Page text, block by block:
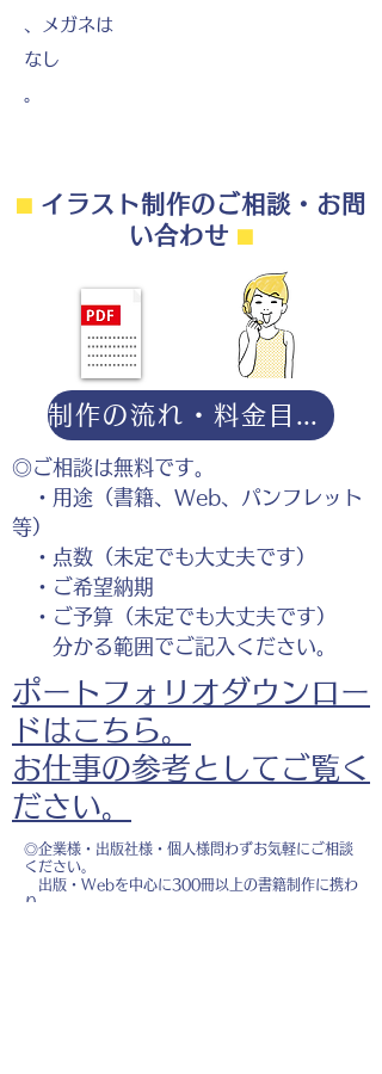
、メガネは
なし
。
⬛︎イラスト制作のご相談・お問
い合わせ ⬛︎
◎ご相談は無料です。
・用途（書籍、Web、パンフレット
等）
・点数（未定でも大丈夫です）
・ご希望納期
・ご予算（未定でも大丈夫です）
分かる範囲でご記入ください。
ポートフォリオダウンロー
ドはこちら。
お仕事の参考としてご覧く
ださい。
◎企業様・出版社様・個人様問わずお気軽にご相談
ください。
出版・Webを中心に300冊以上の書籍制作に携わ
り、